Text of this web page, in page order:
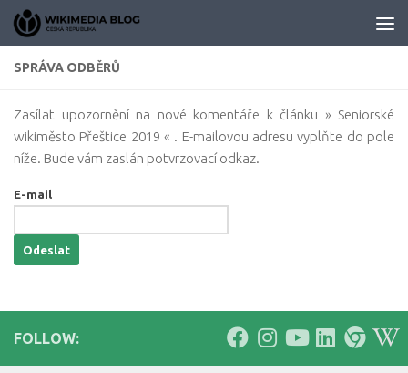
Skip to content
SPRÁVA ODBĚRŮ
Zasílat upozornění na nové komentáře k článku » Seniorské
wikiměsto Přeštice 2019 « . E-mailovou adresu vyplňte do pole
níže. Bude vám zaslán potvrzovací odkaz.
E-mail
FOLLOW: